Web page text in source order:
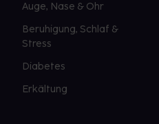
Auge, Nase & Ohr
Beruhigung, Schlaf &
Stress
Diabetes
Erkältung